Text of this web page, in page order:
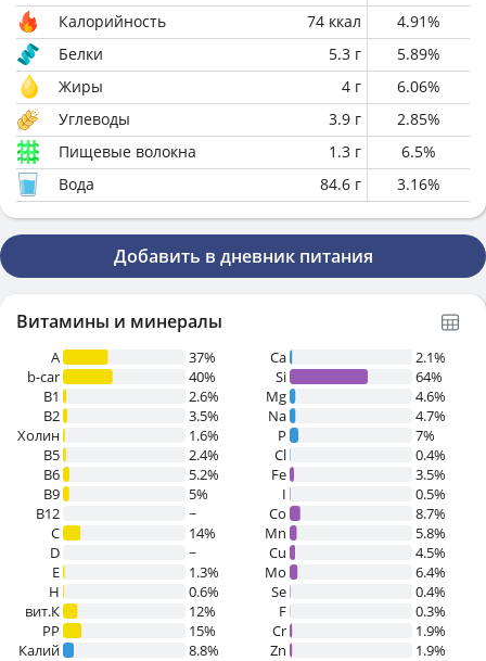
Калорийность 74 ккал 4.91%
Белки
5.3 г 5.89%
Жиры
4 г 6.06%
Углеводы
3.9 г 2.85%
Пищевые волокна
1.3 г 6.5%
Вода
84.6 г 3.16%
Добавить в дневник питания
Витамины и минералы
A
37%
b-car
40%
В1
2.6%
B2
3.5%
Холин
1.6%
B5
2.4%
B6
5.2%
B9
5%
B12
~
C
14%
D
~
E
1.3%
H
0.6%
вит.К
12%
PP
15%
Калий
8.8%
Ca
2.1%
Si
64%
Mg
4.6%
Na
4.7%
P
7%
Cl
0.4%
Fe
3.5%
I
0.5%
Co
8.7%
Mn
5.8%
Cu
4.5%
Mo
6.4%
Se
0.4%
F
0.3%
Cr
1.9%
Zn
1.9%